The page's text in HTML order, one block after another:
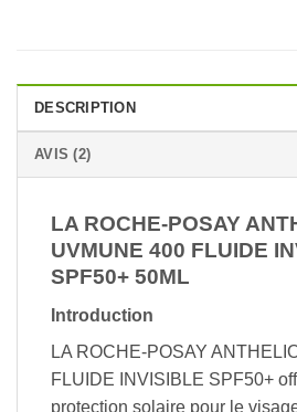
DESCRIPTION
AVIS (2)
LA ROCHE-POSAY
UVMUNE 400 FLUIDE
SPF50+ 50ML
Introduction
LA ROCHE-POSAY
FLUIDE INVISIBLE SPF50+
protection solaire pour le